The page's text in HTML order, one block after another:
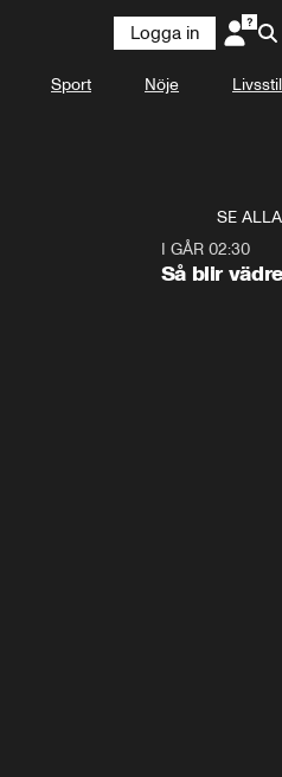
Logga in
Sport Nöje Livsstil
SE ALLA
I GÅR 02:30
Så blir